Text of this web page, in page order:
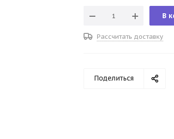
В
Рассчитать доставку
Поделиться